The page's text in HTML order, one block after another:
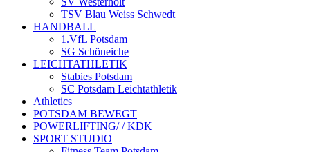
TSV Blau Weiss Schwedt
HANDBALL
1.VfL Potsdam
SG Schöneiche
LEICHTATHLETIK
Stabies Potsdam
SC Potsdam Leichtathletik
Athletics
POTSDAM BEWEGT
POWERLIFTING/ / KDK
SPORT STUDIO